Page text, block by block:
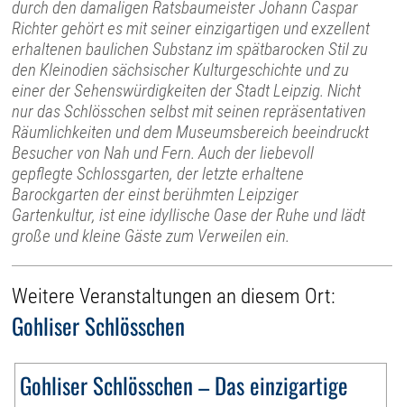
durch den damaligen Ratsbaumeister Johann Caspar
Richter gehört es mit seiner einzigartigen und exzellent
erhaltenen baulichen Substanz im spätbarocken Stil zu
den Kleinodien sächsischer Kulturgeschichte und zu
einer der Sehenswürdigkeiten der Stadt Leipzig. Nicht
nur das Schlösschen selbst mit seinen repräsentativen
Räumlichkeiten und dem Museumsbereich beeindruckt
Besucher von Nah und Fern. Auch der liebevoll
gepflegte Schlossgarten, der letzte erhaltene
Barockgarten der einst berühmten Leipziger
Gartenkultur, ist eine idyllische Oase der Ruhe und lädt
große und kleine Gäste zum Verweilen ein.
Weitere Veranstaltungen an diesem Ort:
Gohliser Schlösschen
Gohliser Schlösschen – Das einzigartige